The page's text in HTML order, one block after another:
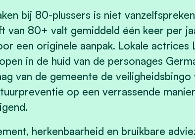
bij 80-plussers is niet
van 80+ valt gemiddeld één keer per
een originele aanpak. Lokale actrices
in de huid van de personages
van de gemeente de veiligheidsbingo
op een verrassende
herkenbaarheid en bruikbare